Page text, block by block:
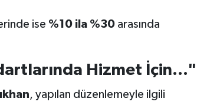
ise %10 ila %30arasında
Hizmet İçin..."
, yapılan düzenlemeyle ilgili